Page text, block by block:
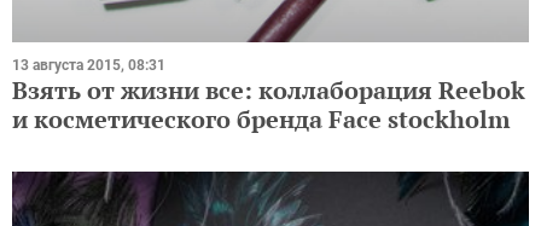
13 августа 2015, 08:31
Взять от жизни все: коллаборация Reebok
и косметического бренда Face stockholm